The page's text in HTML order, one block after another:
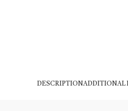
DESCRIPTIONADDITIONAL